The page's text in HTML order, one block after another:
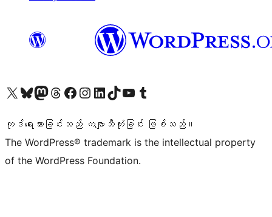
ကျွန်ုပ်တို့၏ X (ယခင် Twitter) အကောင့်သို့ သွားရောက်ကြည့်ရှုပါကျွန်ုပ်တို့၏ Bluesky အကောင့်သို့ ဝင်ရောက်ကြည့်ရှုရန်
ကျွန်ုပ်တို့၏ Mastodon အကောင့်သို့ သွားရောက်ကြည့်ရှုပါကျွန်ုပ်တို့၏ Threads အကောင့်သို့ ဝင်ရောက်ကြည့်ရှုရန်
ကျွန်ုပ်တို့၏ Facebook စာမျက်နှာသို့ သွားရောက်ကြည့်ရှုပါကျွန်ုပ်တို့၏ Instagram အကောင့်သို့ သွားရောက်ကြည့်ရှုပါ ကျွန်ုပ်တို့၏ LinkedIn အကောင့်သို့ သွားရောက်ကြည့်ရှုပါကျွန်ုပ်တို့၏ TikTok အကောင့်သို့ ဝင်ရောက်ကြည့်ရှုရန်
ကျွန်ုပ်တို့၏ YouTube ချန်နယ်သို့ သွားရောက်ကြည့်ရှုပါ ကျွန်ုပ်တို့၏ Tumblr အကောင့်သို့ ဝင်ရောက်ကြည့်ရှုရန်
ကုဒ်ရေးသားခြင်းသည် ကဗျာသီကုံးခြင်း ဖြစ်သည်။
The WordPress® trademark is the intellectual property
of the WordPress Foundation.